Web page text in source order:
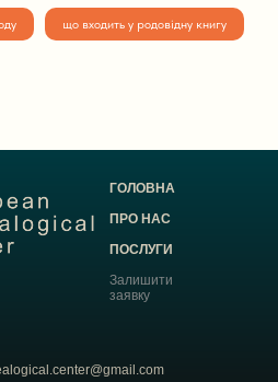
що входить у родовідну книгу
Залишити
заявку
ПОСЛУГИ
ПРО НАС
ГОЛОВНА